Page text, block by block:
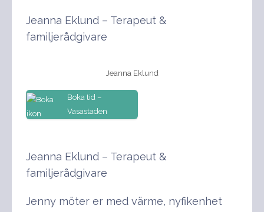
Jeanna Eklund – Terapeut &
familjerådgivare
Jeanna Eklund
Boka tid –
Vasastaden
Jeanna Eklund – Terapeut &
familjerådgivare
Jenny möter er med värme, nyfikenhet